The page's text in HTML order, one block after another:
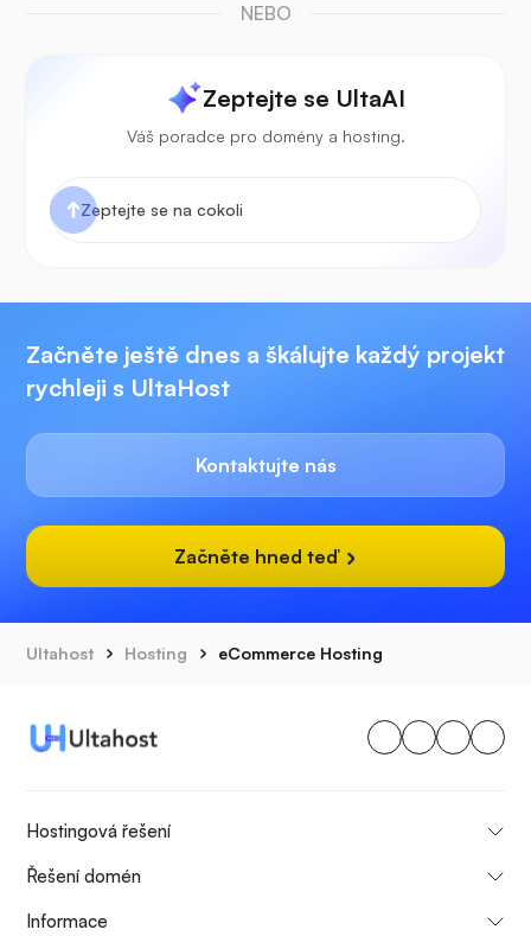
NEBO
Zeptejte se UltaAI
Váš poradce pro domény a hosting.
Začněte ještě dnes a škálujte každý projekt
rychleji s UltaHost
Kontaktujte nás
Začněte hned teď
Ultahost Hosting eCommerce Hosting
Hostingová řešení
Řešení domén
Informace